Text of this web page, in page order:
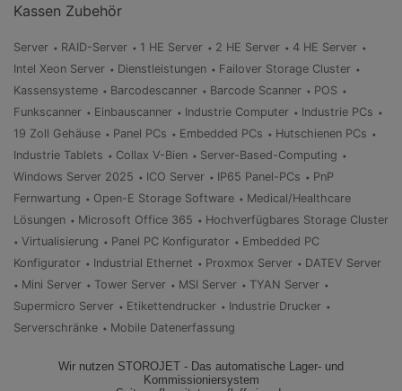
Kassen Zubehör
Server RAID-Server 1 HE Server 2 HE Server
4 HE Server
Intel Xeon Server
Dienstleistungen
Failover Storage Cluster
Kassensysteme
Barcodescanner Barcode Scanner
POS
Funkscanner
Einbauscanner Industrie Computer
Industrie PCs
19 Zoll Gehäuse
Panel PCs Embedded PCs
Hutschienen PCs
Industrie Tablets
Collax V-Bien
Server-Based-Computing
Windows Server 2025
ICO Server IP65 Panel-PCs
PnP
Fernwartung
Open-E Storage Software
Medical/Healthcare
Lösungen
Microsoft Office 365
Hochverfügbares Storage Cluster
Virtualisierung
Panel PC Konfigurator
Embedded PC
Konfigurator
Industrial Ethernet Proxmox Server
DATEV Server
Mini Server
Tower Server MSI Server
TYAN Server
Supermicro Server
Etikettendrucker
Industrie Drucker
Serverschränke
Mobile Datenerfassung
Wir nutzen STOROJET - Das automatische Lager- und
Kommissioniersystem